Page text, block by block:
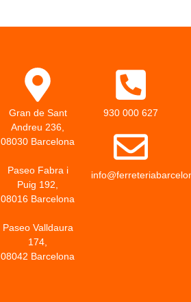
Gran de Sant
Andreu 236,
08030 Barcelona
Paseo Fabra i
Puig 192,
08016 Barcelona
Paseo Valldaura
174,
08042 Barcelona
930 000 627